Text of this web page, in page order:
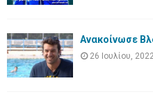
Ανακοίνωσε
26 Ιουλίου,